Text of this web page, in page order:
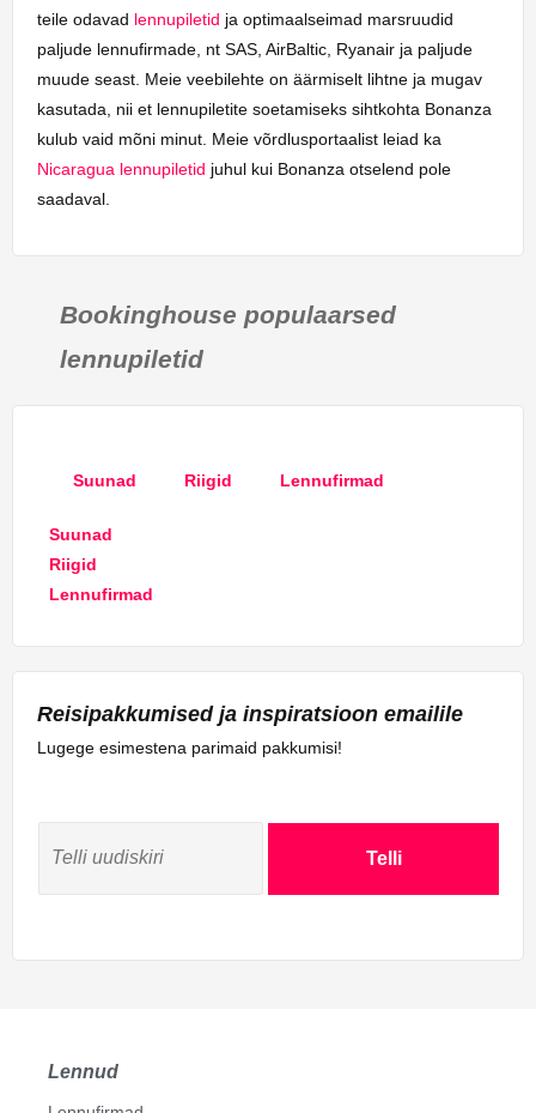
teile odavad lennupiletid ja optimaalseimad marsruudid
paljude lennufirmade, nt SAS, AirBaltic, Ryanair ja paljude
muude seast. Meie veebilehte on äärmiselt lihtne ja mugav
kasutada, nii et lennupiletite soetamiseks sihtkohta Bonanza
kulub vaid mõni minut. Meie võrdlusportaalist leiad ka
Nicaragua lennupiletid juhul kui Bonanza otselend pole
saadaval.
Bookinghouse populaarsed
lennupiletid
Suunad Riigid Lennufirmad
Suunad
Riigid
Lennufirmad
Reisipakkumised ja inspiratsioon emailile
Lugege esimestena parimaid pakkumisi!
Telli
Lennud